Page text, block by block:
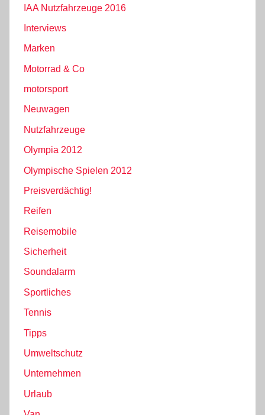
IAA Nutzfahrzeuge 2016
Interviews
Marken
Motorrad & Co
motorsport
Neuwagen
Nutzfahrzeuge
Olympia 2012
Olympische Spielen 2012
Preisverdächtig!
Reifen
Reisemobile
Sicherheit
Soundalarm
Sportliches
Tennis
Tipps
Umweltschutz
Unternehmen
Urlaub